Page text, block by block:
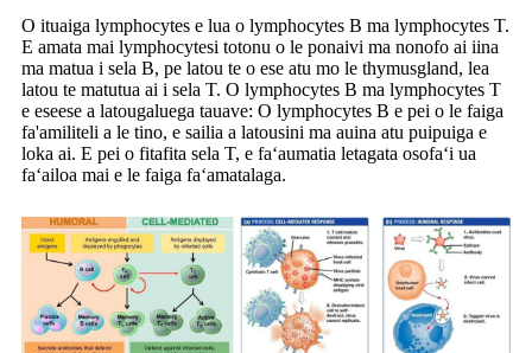
O ituaiga lymphocytes e lua o lymphocytes B ma lymphocytes T.
E amata mai lymphocytesi totonu o le ponaivi ma nonofo ai iina
ma matua i sela B, pe latou te o ese atu mo le thymusgland, lea
latou te matutua ai i sela T. O lymphocytes B ma lymphocytes T
e eseese a latougaluega tauave: O lymphocytes B e pei o le faiga
fa'amiliteli a le tino, e sailia a latousini ma auina atu puipuiga e
loka ai. E pei o fitafita sela T, e faʻaumatia letagata osofaʻi ua
faʻailoa mai e le faiga faʻamatalaga.